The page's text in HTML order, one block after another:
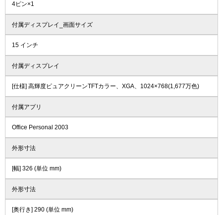
4ピン×1
付属ディスプレイ_画面サイズ
15 インチ
付属ディスプレイ
[仕様] 高輝度ピュアクリーンTFTカラー、XGA、1024×768(1,677万色)
付属アプリ
Office Personal 2003
外形寸法
[幅] 326 (単位 mm)
外形寸法
[奥行き] 290 (単位 mm)